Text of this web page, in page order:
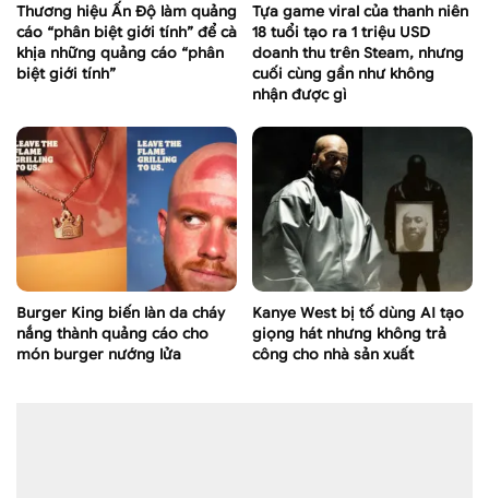
Thương hiệu Ấn Độ làm quảng
cáo “phân biệt giới tính” để cà
khịa những quảng cáo “phân
biệt giới tính”
Tựa game viral của thanh niên
18 tuổi tạo ra 1 triệu USD
doanh thu trên Steam, nhưng
cuối cùng gần như không
nhận được gì
Burger King biến làn da cháy
nắng thành quảng cáo cho
món burger nướng lửa
Kanye West bị tố dùng AI tạo
giọng hát nhưng không trả
công cho nhà sản xuất